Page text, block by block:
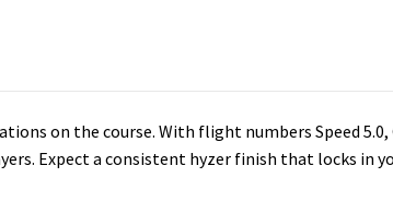
on the course. With flight numbers Speed 5.0,
Expect a consistent hyzer finish that locks in